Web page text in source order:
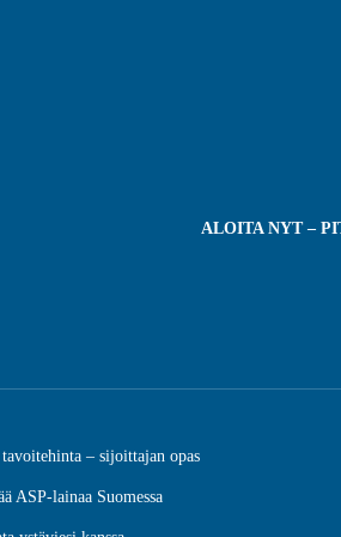
ALOITA NYT –
– sijoittajan opas
ASP-lainaa Suomessa